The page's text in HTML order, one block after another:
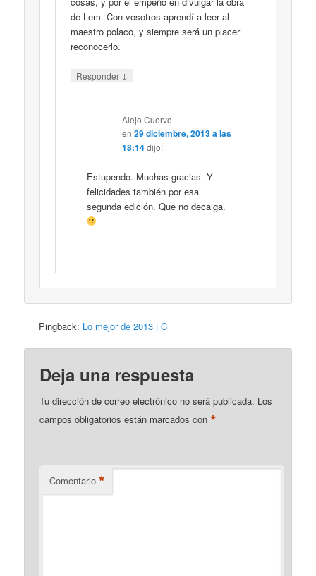
de Lem. Con vosotros aprendí a leer al
maestro polaco, y siempre será un placer
reconocerlo.
Responder ↓
Alejo Cuervo
en 29 diciembre, 2013 a las
18:14 dijo:
Estupendo. Muchas gracias. Y
felicidades también por esa
segunda edición. Que no decaiga.
Pingback: Lo mejor de 2013 | C
Deja una respuesta
Tu dirección de correo electrónico no será publicada. Los
campos obligatorios están marcados con*
Comentario *